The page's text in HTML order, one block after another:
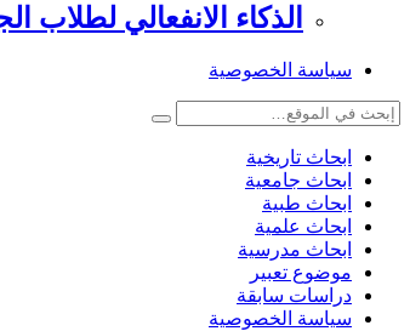
الذكاء الانفعالي لطلاب
سياسة الخصوصية
ابحاث تاريخية
ابحاث جامعية
ابحاث طبية
ابحاث علمية
ابحاث مدرسية
موضوع تعبير
دراسات سابقة
سياسة الخصوصية